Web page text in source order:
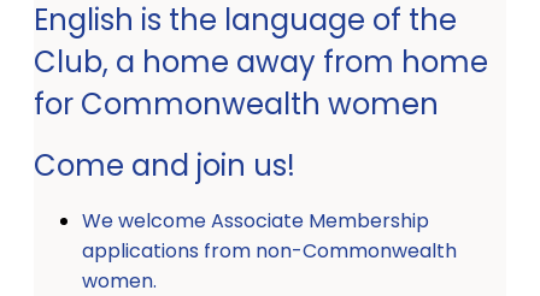
English is the language of the
Club, a home away from home
for Commonwealth women
Come and join us!
We welcome Associate Membership
applications from non-Commonwealth
women.